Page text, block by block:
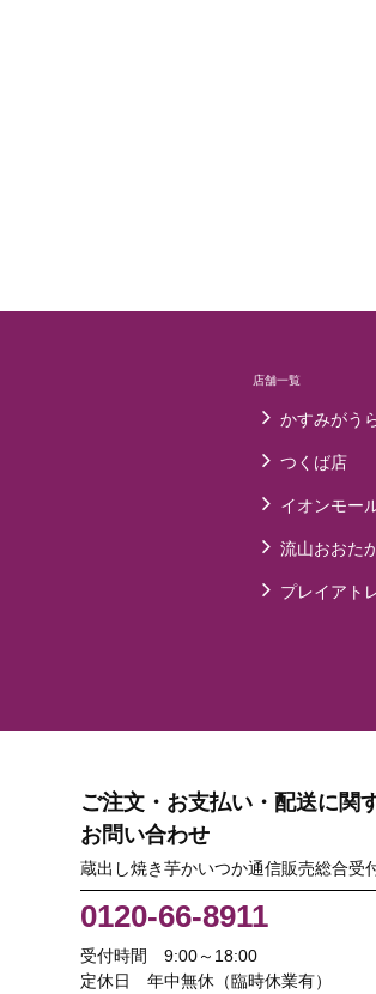
店舗一覧
かすみがう
つくば店
イオンモー
流山おおた
プレイアト
ご注文・お支払い・配送に関
お問い合わせ
蔵出し焼き芋かいつか通信販売総合受
0120-66-8911
受付時間 9:00～18:00
定休日 年中無休（臨時休業有）